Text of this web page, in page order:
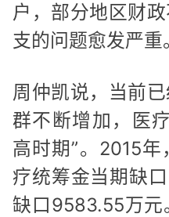
户，部分地区财
支的问题愈发严重
周仲凯说，当前
群不断增加，医
高时期”。2015
疗统筹金当期缺
缺口9583.55万元